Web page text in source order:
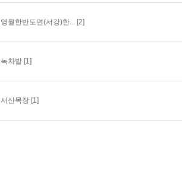
영월한반도면(서강)한... [2]
녹차밭 [1]
서산목장 [1]